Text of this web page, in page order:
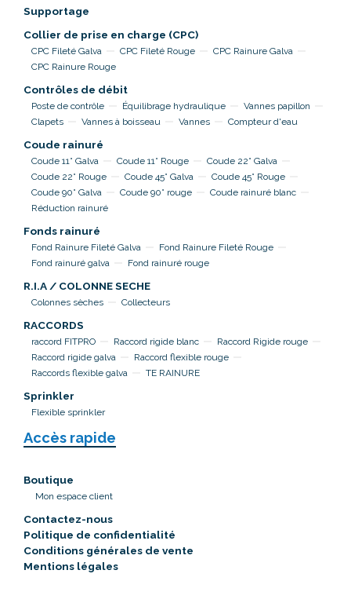
Supportage
Collier de prise en charge (CPC)
CPC Fileté Galva CPC Fileté Rouge
CPC Rainure Galva
CPC Rainure Rouge
Contrôles de débit
Poste de contrôle Équilibrage hydraulique
Vannes papillon
Clapets
Vannes à boisseau Vannes Compteur d'eau
Coude rainuré
Coude 11° Galva Coude 11° Rouge
Coude 22° Galva
Coude 22° Rouge
Coude 45° Galva
Coude 45° Rouge
Coude 90° Galva
Coude 90° rouge
Coude rainuré blanc
Réduction rainuré
Fonds rainuré
Fond Rainure Fileté Galva
Fond Rainure Fileté Rouge
Fond rainuré galva
Fond rainuré rouge
R.I.A / COLONNE SECHE
Colonnes sèches Collecteurs
RACCORDS
raccord FITPRO Raccord rigide blanc
Raccord Rigide rouge
Raccord rigide galva
Raccord flexible rouge
Raccords flexible galva
TE RAINURE
Sprinkler
Flexible sprinkler
Accès rapide
Boutique
Mon espace client
Contactez-nous
Politique de confidentialité
Conditions générales de vente
Mentions légales